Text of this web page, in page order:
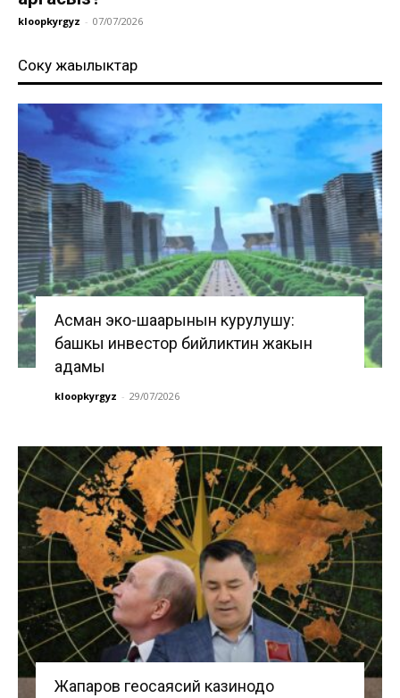
kloopkyrgyz - 07/07/2026
Соңку жаңылыктар
Асман эко-шаарынын курулушу:
башкы инвестор бийликтин жакын
адамы
kloopkyrgyz - 29/07/2026
Жапаров геосаясий казинодо